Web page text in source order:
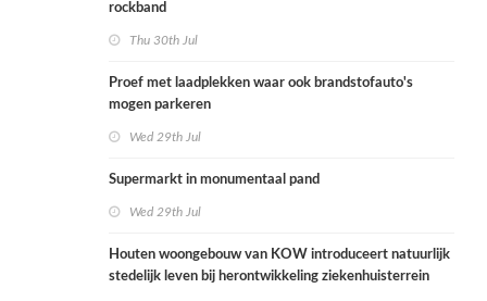
rockband
Thu 30th Jul
Proef met laadplekken waar ook brandstofauto's
mogen parkeren
Wed 29th Jul
Supermarkt in monumentaal pand
Wed 29th Jul
Houten woongebouw van KOW introduceert natuurlijk
stedelijk leven bij herontwikkeling ziekenhuisterrein